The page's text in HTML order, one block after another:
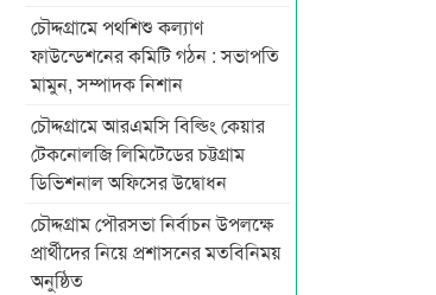
চৌদ্দগ্রামে পথশিশু কল্যাণ
ফাউন্ডেশনের কমিটি গঠন : সভাপতি
মামুন, সম্পাদক নিশান
চৌদ্দগ্রামে আরএমসি বিল্ডিং কেয়ার
টেকনোলজি লিমিটেডের চট্টগ্রাম
ডিভিশনাল অফিসের উদ্বোধন
চৌদ্দগ্রাম পৌরসভা নির্বাচন উপলক্ষে
প্রার্থীদের নিয়ে প্রশাসনের মতবিনিময়
অনুষ্ঠিত